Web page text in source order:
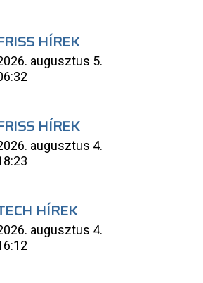
HÍREK
augusztus 5.
HÍREK
augusztus 4.
HÍREK
augusztus 4.